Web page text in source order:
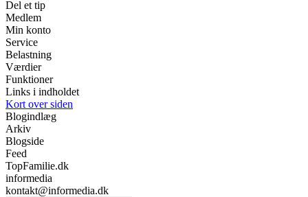
Del et tip
Medlem
Min konto
Service
Belastning
Værdier
Funktioner
Links i indholdet
Kort over siden
Blogindlæg
Arkiv
Blogside
Feed
TopFamilie.dk
informedia
kontakt@informedia.dk